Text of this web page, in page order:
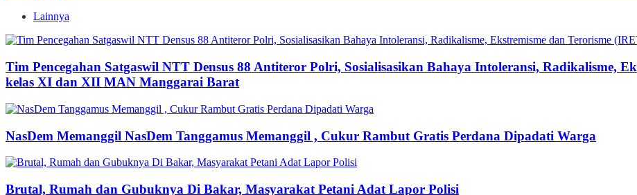
Lainnya
Tim Pencegahan Satgaswil NTT Densus 88 Antiteror Polri, Sosialisasikan Bahaya Intoleransi, Radikalisme,
kelas XI dan XII MAN Manggarai Barat
NasDem Memanggil NasDem Tanggamus Memanggil , Cukur Rambut Gratis Perdana Dipadati Warga
Brutal, Rumah dan Gubuknya Di Bakar, Masyarakat Petani Adat Lapor Polisi